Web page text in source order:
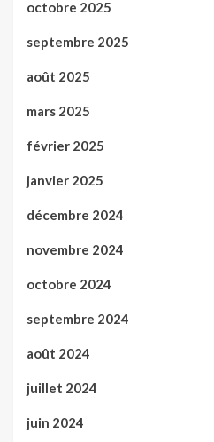
octobre 2025
septembre 2025
août 2025
mars 2025
février 2025
janvier 2025
décembre 2024
novembre 2024
octobre 2024
septembre 2024
août 2024
juillet 2024
juin 2024